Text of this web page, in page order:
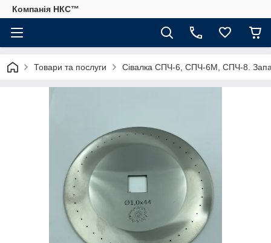
Компанія НКС™
Товари та послуги Сівалка СПЧ-6, СПЧ-6М, СПЧ-8.